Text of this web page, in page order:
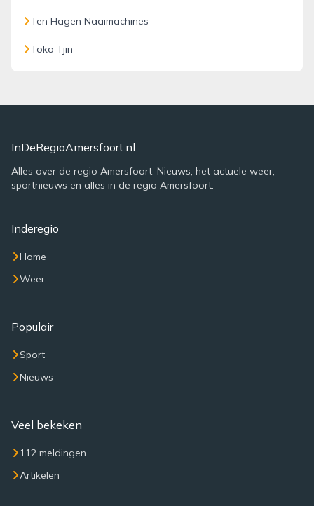
Ten Hagen Naaimachines
Toko Tjin
InDeRegioAmersfoort.nl
Alles over de regio Amersfoort. Nieuws, het actuele weer,
sportnieuws en alles in de regio Amersfoort.
Inderegio
Home
Weer
Populair
Sport
Nieuws
Veel bekeken
112 meldingen
Artikelen